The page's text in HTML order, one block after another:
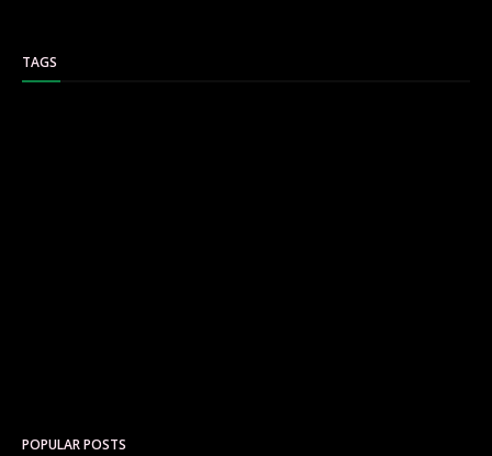
TAGS
POPULAR POSTS